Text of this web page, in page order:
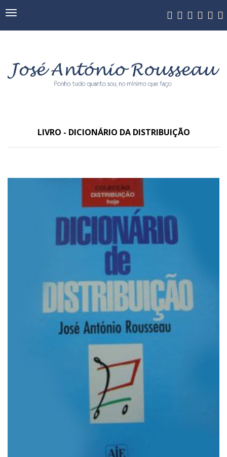
Navegação
LIVRO - DICIONÁRIO DA DISTRIBUIÇÃO